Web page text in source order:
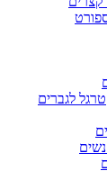
לגברים